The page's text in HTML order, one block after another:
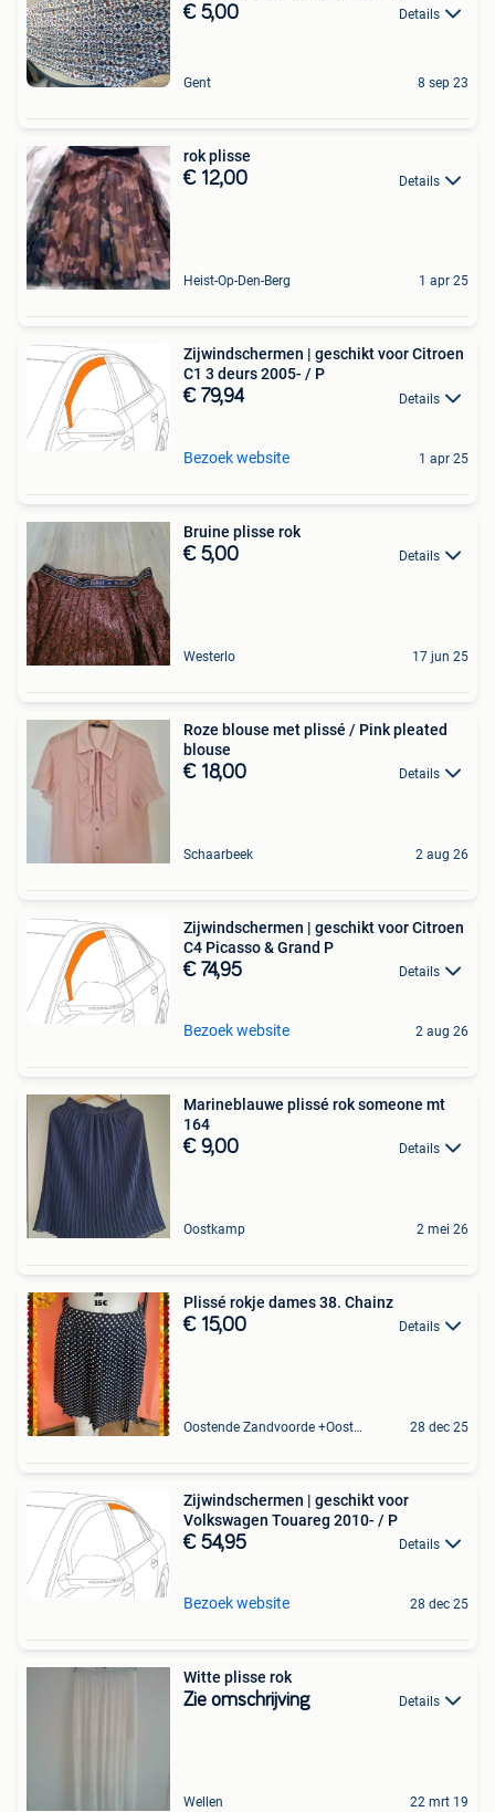
€ 5,00 Details
Gent 8 sep 23
rok plisse
€ 12,00 Details
Heist-Op-Den-Berg 1 apr 25
Zijwindschermen | geschikt voor Citroen
C1 3 deurs 2005- / P
€ 79,94 Details
Bezoek website 1 apr 25
Bruine plisse rok
€ 5,00 Details
Westerlo 17 jun 25
Roze blouse met plissé / Pink pleated
blouse
€ 18,00 Details
Schaarbeek 2 aug 26
Zijwindschermen | geschikt voor Citroen
C4 Picasso & Grand P
€ 74,95 Details
Bezoek website 2 aug 26
Marineblauwe plissé rok someone mt
164
€ 9,00 Details
Oostkamp 2 mei 26
Plissé rokje dames 38. Chainz
€ 15,00 Details
Oostende Zandvoorde +Oostende 28 dec 25
Zijwindschermen | geschikt voor
Volkswagen Touareg 2010- / P
€ 54,95 Details
Bezoek website 28 dec 25
Witte plisse rok
Zie omschrijving Details
Wellen 22 mrt 19